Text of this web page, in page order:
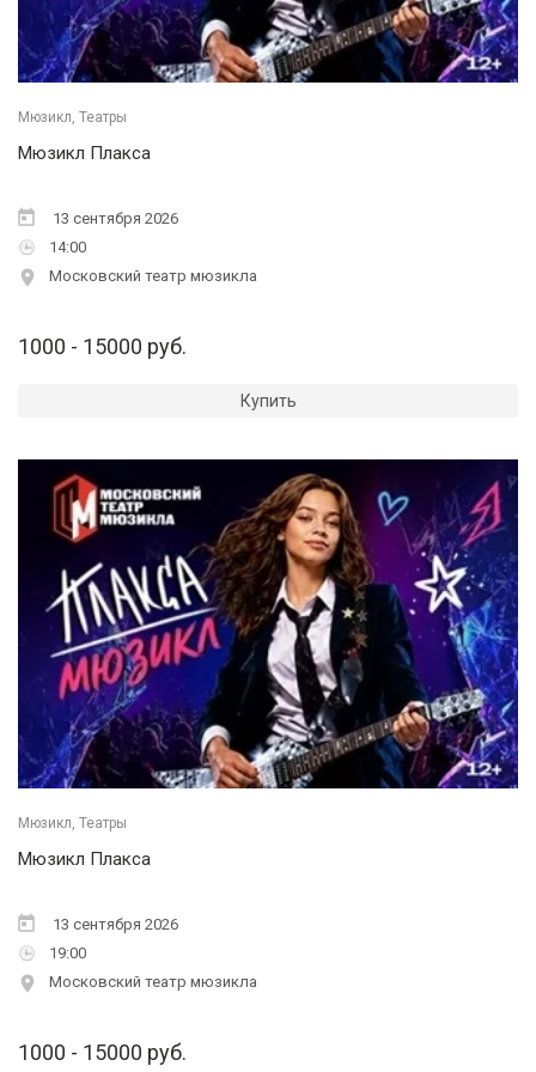
Мюзикл, Театры
Мюзикл Плакса
13 сентября 2026
14:00
Московский театр мюзикла
1000 - 15000 руб.
Купить
Мюзикл, Театры
Мюзикл Плакса
13 сентября 2026
19:00
Московский театр мюзикла
1000 - 15000 руб.